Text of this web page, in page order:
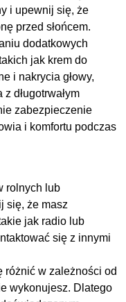
i upewnij się, że
przed słońcem.
dodatkowych
jak krem do
i nakrycia głowy,
długotrwałym
zabezpieczenie
i komfortu podczas
rolnych lub
się, że masz
jak radio lub
się z innymi
różnić w zależności od
wykonujesz. Dlatego